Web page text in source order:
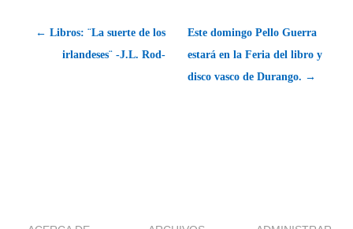
← Libros: ¨La suerte de los
irlandeses¨ -J.L. Rod-
Este domingo Pello Guerra
estará en la Feria del libro y
disco vasco de Durango. →